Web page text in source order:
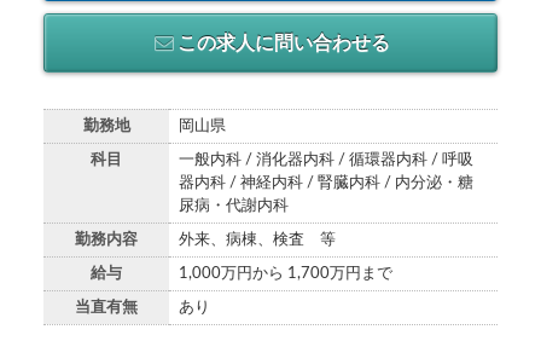
この求人に問い合わせる
勤務地 岡山県
科目
一般内科 / 消化器内科 / 循環器内科 / 呼吸
器内科 / 神経内科 / 腎臓内科 / 内分泌・糖
尿病・代謝内科
勤務内容 外来、病棟、検査 等
給与 1,000万円から 1,700万円まで
当直有無 あり